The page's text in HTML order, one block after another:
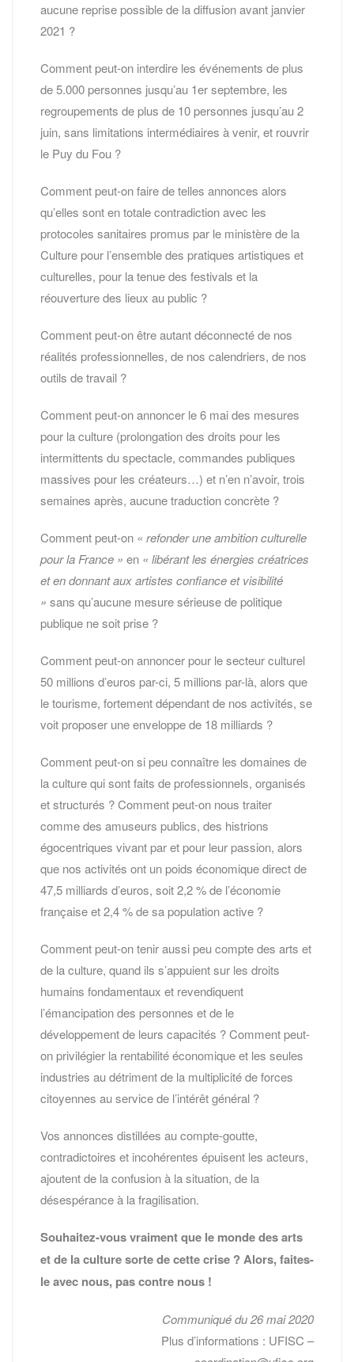
aucune reprise possible de la diffusion avant janvier
2021 ?
Comment peut-on interdire les événements de plus
de 5.000 personnes jusqu’au 1er septembre, les
regroupements de plus de 10 personnes jusqu’au 2
juin, sans limitations intermédiaires à venir, et rouvrir
le Puy du Fou ?
Comment peut-on faire de telles annonces alors
qu’elles sont en totale contradiction avec les
protocoles sanitaires promus par le ministère de la
Culture pour l’ensemble des pratiques artistiques et
culturelles, pour la tenue des festivals et la
réouverture des lieux au public ?
Comment peut-on être autant déconnecté de nos
réalités professionnelles, de nos calendriers, de nos
outils de travail ?
Comment peut-on annoncer le 6 mai des mesures
pour la culture (prolongation des droits pour les
intermittents du spectacle, commandes publiques
massives pour les créateurs…) et n’en n’avoir, trois
semaines après, aucune traduction concrète ?
Comment peut-on « refonder une ambition culturelle
pour la France » en « libérant les énergies créatrices
et en donnant aux artistes confiance et visibilité
» sans qu’aucune mesure sérieuse de politique
publique ne soit prise ?
Comment peut-on annoncer pour le secteur culturel
50 millions d’euros par-ci, 5 millions par-là, alors que
le tourisme, fortement dépendant de nos activités, se
voit proposer une enveloppe de 18 milliards ?
Comment peut-on si peu connaître les domaines de
la culture qui sont faits de professionnels, organisés
et structurés ? Comment peut-on nous traiter
comme des amuseurs publics, des histrions
égocentriques vivant par et pour leur passion, alors
que nos activités ont un poids économique direct de
47,5 milliards d’euros, soit 2,2 % de l’économie
française et 2,4 % de sa population active ?
Comment peut-on tenir aussi peu compte des arts et
de la culture, quand ils s’appuient sur les droits
humains fondamentaux et revendiquent
l’émancipation des personnes et de le
développement de leurs capacités ? Comment peut-
on privilégier la rentabilité économique et les seules
industries au détriment de la multiplicité de forces
citoyennes au service de l’intérêt général ?
Vos annonces distillées au compte-goutte,
contradictoires et incohérentes épuisent les acteurs,
ajoutent de la confusion à la situation, de la
désespérance à la fragilisation.
Souhaitez-vous vraiment que le monde des arts
et de la culture sorte de cette crise ? Alors, faites-
le avec nous, pas contre nous !
Communiqué du 26 mai 2020
Plus d’informations : UFISC –